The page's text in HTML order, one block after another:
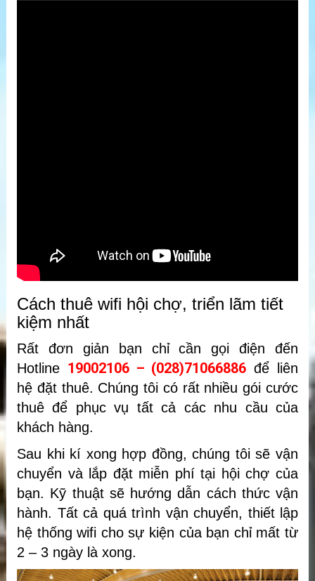
Cách thuê wifi hội chợ, triển lãm tiết
kiệm nhất
Rất đơn giản bạn chỉ cần gọi điện đến
Hotline 19002106 – (028)71066886 để liên
hệ đặt thuê. Chúng tôi có rất nhiều gói cước
thuê để phục vụ tất cả các nhu cầu của
khách hàng.
Sau khi kí xong hợp đồng, chúng tôi sẽ vận
chuyển và lắp đặt miễn phí tại hội chợ của
bạn. Kỹ thuật sẽ hướng dẫn cách thức vận
hành. Tất cả quá trình vận chuyển, thiết lập
hệ thống wifi cho sự kiện của bạn chỉ mất từ
2 – 3 ngày là xong.